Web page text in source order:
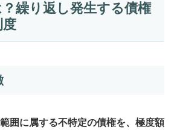
繰り返し発生する債権
度
囲に属する不特定の債権を、極度額